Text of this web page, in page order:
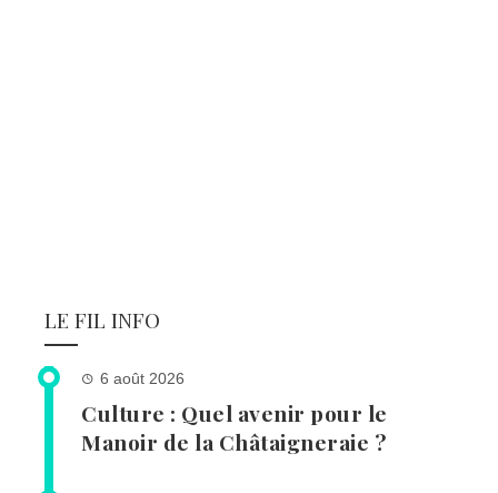
LE FIL INFO
6 août 2026
Culture : Quel avenir pour le
Manoir de la Châtaigneraie ?